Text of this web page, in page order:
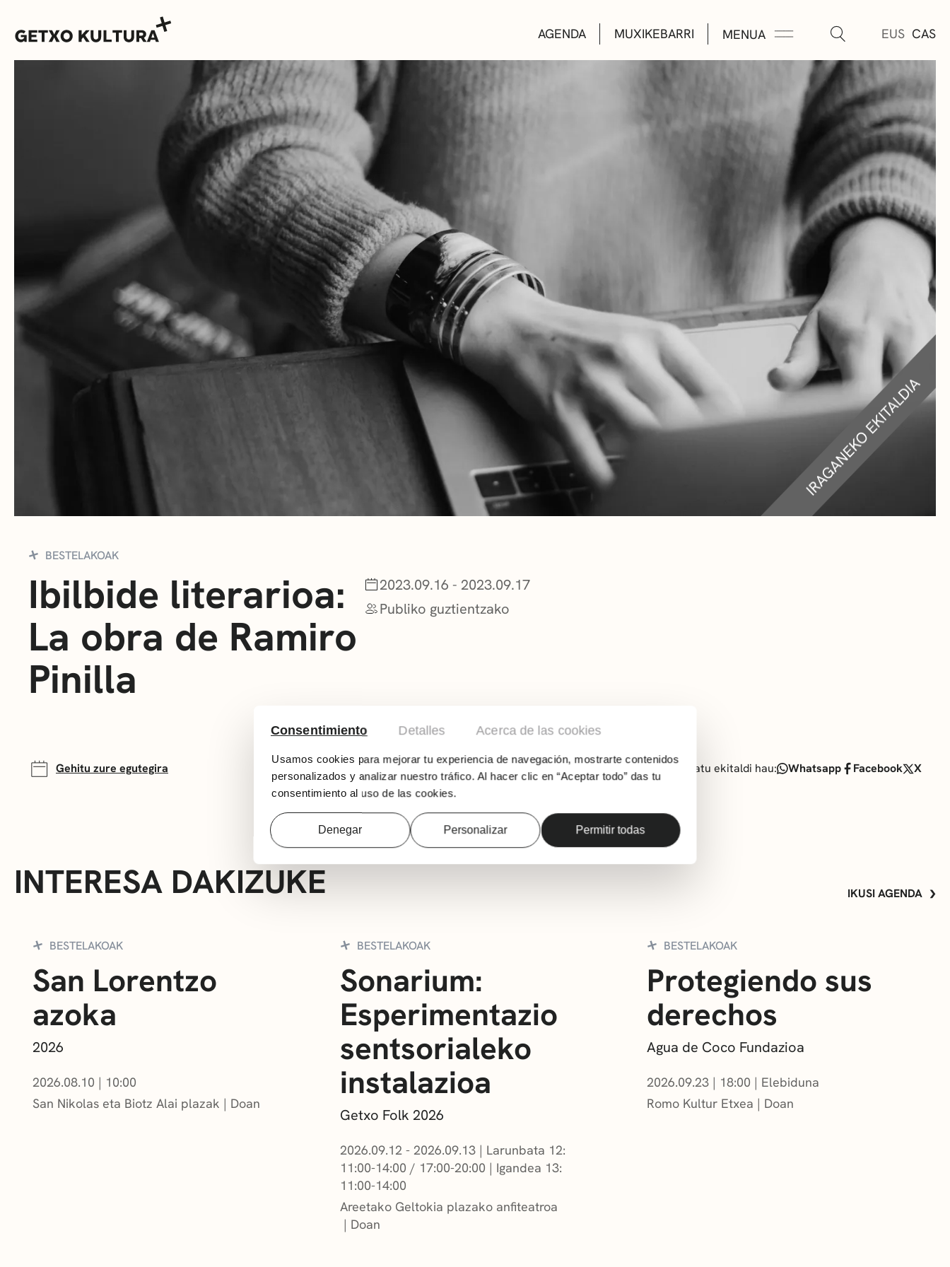
Consentimiento Detalles Acerca de las cookies
Usamos cookies para mejorar tu experiencia de navegación, mostrarte contenidos
personalizados y analizar nuestro tráfico. Al hacer clic en “Aceptar todo” das tu
consentimiento al uso de las cookies.
Denegar Personalizar Permitir todas
AGENDA MUXIKEBARRI MENUA EUS CAS
AGENDA
MUXIKEBARRI
KONTAKTUA
SARRERAK
KULTUR ETXEAK
LIBURUTEGIAK
MUSIKA ESKOLA
DEIALDIAK
BERRIAK
GETXO KULTURA
KULTUR ELKARTEAK
BESTELAKOAK
Ibilbide literarioa:
La obra de Ramiro
Pinilla
2023.09.16 - 2023.09.17
Publiko guztientzako
Gehitu zure egutegira Partekatu ekitaldi hau: Whatsapp Facebook X
INTERESA DAKIZUKE IKUSI AGENDA
BESTELAKOAK
San Lorentzo
azoka
2026
2026.08.10 | 10:00
San Nikolas eta Biotz Alai plazak
Doan
BESTELAKOAK
Sonarium:
Esperimentazio
sentsorialeko
instalazioa
Getxo Folk 2026
2026.09.12 - 2026.09.13| Larunbata 12:
11:00-14:00 / 17:00-20:00 | Igandea 13:
11:00-14:00
Areetako Geltokia plazako anfiteatroa
Doan
BESTELAKOAK
Protegiendo sus
derechos
Agua de Coco Fundazioa
2026.09.23 | 18:00
Elebiduna
Romo Kultur Etxea
Doan